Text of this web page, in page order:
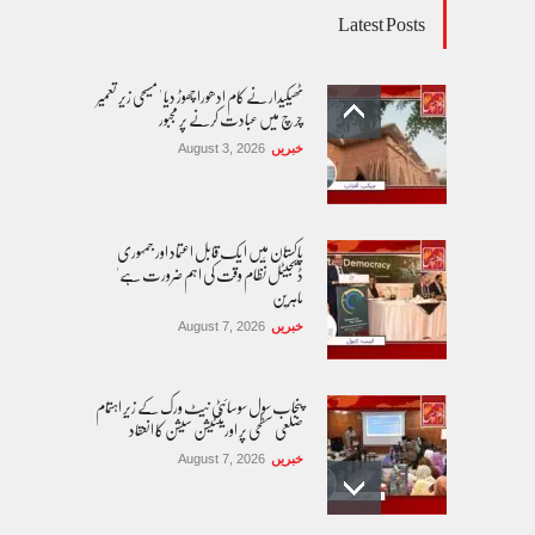
Latest Posts
ٹھیکیدار نے کام ادھورا چھوڑ دیا ' مسیحی زیر تعمیر
چرچ میں عبادت کرنے پر مجبور
خبریں August 3, 2026
پاکستان مِیں ا یک قابل اعتماد اور جمہوری
ڈیجیٹل نظام وقت کی اہم ضرورت ہے'
ماہرین
خبریں August 7, 2026
پنجاب سول سوسائٹی نیٹ ورک کے زیرِ اہتمام
ضلعی سطحی پر اورینٹیشن سیشن کا انعقاد
خبریں August 7, 2026